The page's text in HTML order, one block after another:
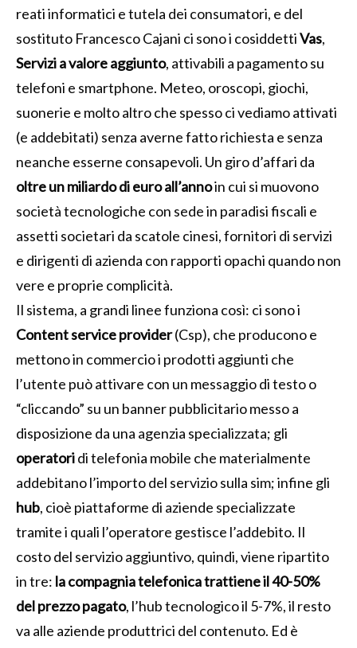
reati informatici e tutela dei consumatori, e del
sostituto Francesco Cajani ci sono i cosiddettiVas,
Servizi a valore aggiunto, attivabili a pagamento su
telefoni e smartphone. Meteo, oroscopi, giochi,
suonerie e molto altro che spesso ci vediamo attivati
(e addebitati) senza averne fatto richiesta e senza
neanche esserne consapevoli. Un giro d’affari da
oltre un miliardo di euro all’annoin cui si muovono
società tecnologiche con sede in paradisi fiscali e
assetti societari da scatole cinesi, fornitori di servizi
e dirigenti di azienda con rapporti opachi quando non
vere e proprie complicità.
Il sistema, a grandi linee funziona così: ci sono i
Content service provider(Csp), che producono e
mettono in commercio i prodotti aggiunti che
l’utente può attivare con un messaggio di testo o
“cliccando” su un banner pubblicitario messo a
disposizione da una agenzia specializzata; gli
operatoridi telefonia mobile che materialmente
addebitano l’importo del servizio sulla sim; infine gli
hub, cioè piattaforme di aziende specializzate
tramite i quali l’operatore gestisce l’addebito. Il
costo del servizio aggiuntivo, quindi, viene ripartito
in tre: la compagnia telefonica trattiene il 40-50%
del prezzo pagato, l’hub tecnologico il 5-7%, il resto
va alle aziende produttrici del contenuto. Ed è